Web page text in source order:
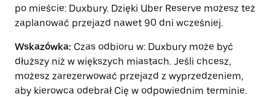
po mieście: Duxbury. Dzięki Uber Reserve możesz też
zaplanować przejazd nawet 90 dni wcześniej.
Wskazówka: Czas odbioru w: Duxbury może być
dłuższy niż w większych miastach. Jeśli chcesz,
możesz zarezerwować przejazd z wyprzedzeniem,
aby kierowca odebrał Cię w odpowiednim terminie.